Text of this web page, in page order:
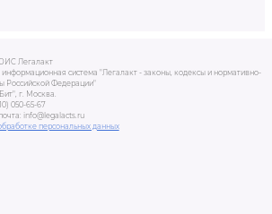
Легалакт
система "Легалакт - законы, кодексы и нормативно-
Российской Федерации"
г. Москва.
050-65-67
info@legalacts.ru
персональных данных